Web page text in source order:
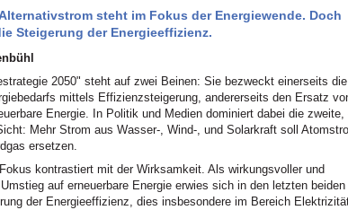
steht im Fokus der Energiewende. Doch
Steigerung der Energieeffizienz.
2050" steht auf zwei Beinen: Sie bezweckt einerseits die
mittels Effizienzsteigerung, andererseits den Ersatz
Energie. In Politik und Medien dominiert dabei die zweite,
Mehr Strom aus Wasser-, Wind-, und Solarkraft soll
ersetzen.
kontrastiert mit der Wirksamkeit. Als wirkungsvoller und
auf erneuerbare Energie erwies sich in den letzten beiden
der Energieeffizienz, dies insbesondere im Bereich